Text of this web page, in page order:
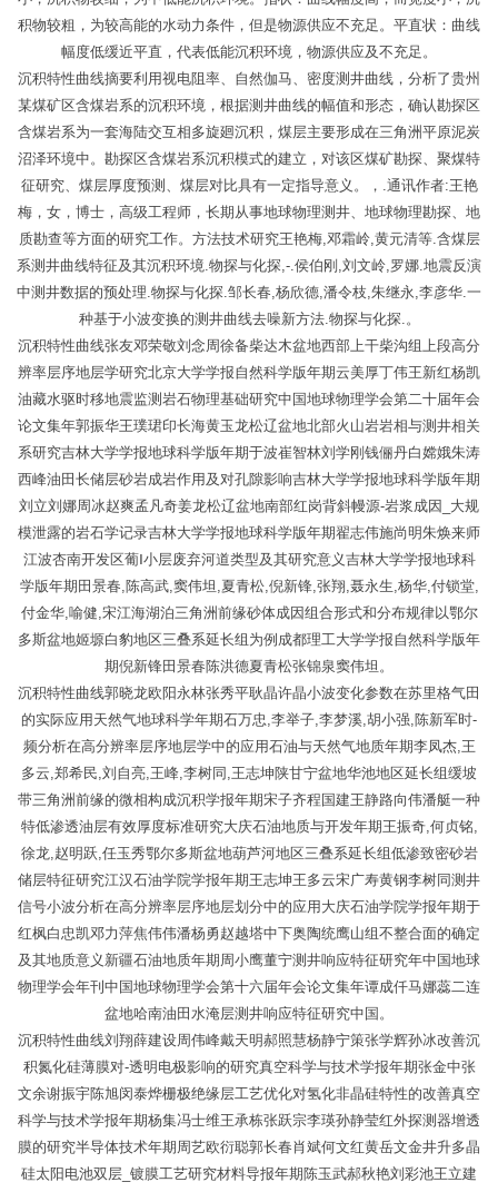
积物较粗，为较高能的水动力条件，但是物源供应不充足。平直状：曲线
幅度低缓近平直，代表低能沉积环境，物源供应及不充足。
沉积特性曲线摘要利用视电阻率、自然伽马、密度测井曲线，分析了贵州
某煤矿区含煤岩系的沉积环境，根据测井曲线的幅值和形态，确认勘探区
含煤岩系为一套海陆交互相多旋廻沉积，煤层主要形成在三角洲平原泥炭
沼泽环境中。勘探区含煤岩系沉积模式的建立，对该区煤矿勘探、聚煤特
征研究、煤层厚度预测、煤层对比具有一定指导意义。，.通讯作者:王艳
梅，女，博士，高级工程师，长期从事地球物理测井、地球物理勘探、地
质勘查等方面的研究工作。方法技术研究王艳梅,邓霜岭,黄元清等.含煤层
系测井曲线特征及其沉积环境.物探与化探,-.侯伯刚,刘文岭,罗娜.地震反演
中测井数据的预处理.物探与化探.邹长春,杨欣德,潘令枝,朱继永,李彦华.一
种基于小波变换的测井曲线去噪新方法.物探与化探.。
沉积特性曲线张友邓荣敬刘念周徐备柴达木盆地西部上干柴沟组上段高分
辨率层序地层学研究北京大学学报自然科学版年期云美厚丁伟王新红杨凯
油藏水驱时移地震监测岩石物理基础研究中国地球物理学会第二十届年会
论文集年郭振华王璞珺印长海黄玉龙松辽盆地北部火山岩岩相与测井相关
系研究吉林大学学报地球科学版年期于波崔智林刘学刚钱俪丹白嫦娥朱涛
西峰油田长储层砂岩成岩作用及对孔隙影响吉林大学学报地球科学版年期
刘立刘娜周冰赵爽孟凡奇姜龙松辽盆地南部红岗背斜幔源-岩浆成因_大规
模泄露的岩石学记录吉林大学学报地球科学版年期翟志伟施尚明朱焕来师
江波杏南开发区葡Ⅰ小层废弃河道类型及其研究意义吉林大学学报地球科
学版年期田景春,陈高武,窦伟坦,夏青松,倪新锋,张翔,聂永生,杨华,付锁堂,
付金华,喻健,宋江海湖泊三角洲前缘砂体成因组合形式和分布规律以鄂尔
多斯盆地姬塬白豹地区三叠系延长组为例成都理工大学学报自然科学版年
期倪新锋田景春陈洪德夏青松张锦泉窦伟坦。
沉积特性曲线郭晓龙欧阳永林张秀平耿晶许晶小波变化参数在苏里格气田
的实际应用天然气地球科学年期石万忠,李举子,李梦溪,胡小强,陈新军时-
频分析在高分辨率层序地层学中的应用石油与天然气地质年期李凤杰,王
多云,郑希民,刘自亮,王峰,李树同,王志坤陕甘宁盆地华池地区延长组缓坡
带三角洲前缘的微相构成沉积学报年期宋子齐程国建王静路向伟潘艇一种
特低渗透油层有效厚度标准研究大庆石油地质与开发年期王振奇,何贞铭,
徐龙,赵明跃,任玉秀鄂尔多斯盆地葫芦河地区三叠系延长组低渗致密砂岩
储层特征研究江汉石油学院学报年期王志坤王多云宋广寿黄钢李树同测井
信号小波分析在高分辨率层序地层划分中的应用大庆石油学院学报年期于
红枫白忠凯邓力萍焦伟伟潘杨勇赵越塔中下奥陶统鹰山组不整合面的确定
及其地质意义新疆石油地质年期周小鹰董宁测井响应特征研究年中国地球
物理学会年刊中国地球物理学会第十六届年会论文集年谭成仟马娜蕊二连
盆地哈南油田水淹层测井响应特征研究中国。
沉积特性曲线刘翔薛建设周伟峰戴天明郝照慧杨静宁策张学辉孙冰改善沉
积氮化硅薄膜对-透明电极影响的研究真空科学与技术学报年期张金中张
文余谢振宇陈旭闵泰烨栅极绝缘层工艺优化对氢化非晶硅特性的改善真空
科学与技术学报年期杨集冯士维王承栋张跃宗李瑛孙静莹红外探测器增透
膜的研究半导体技术年期周艺欧衍聪郭长春肖斌何文红黄岳文金井升多晶
硅太阳电池双层_镀膜工艺研究材料导报年期陈玉武郝秋艳刘彩池王立建